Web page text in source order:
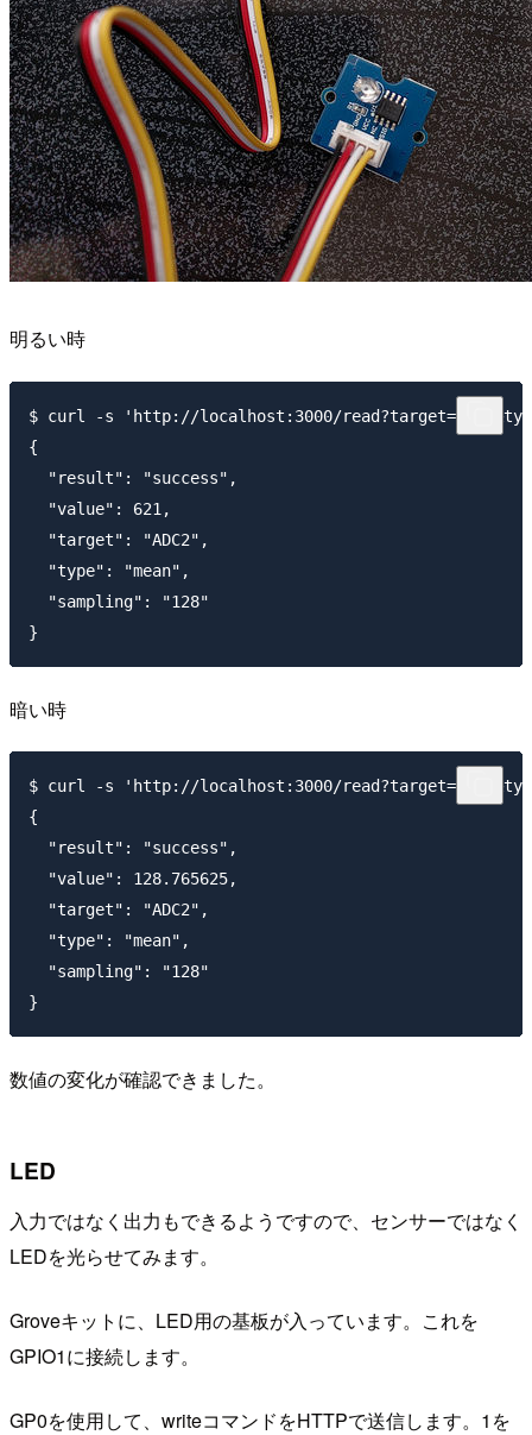
明るい時
$ curl -s 'http://localhost:3000/
{
  "result": "success",
  "value": 621,
  "target": "ADC2",
  "type": "mean",
  "sampling": "128"
暗い時
$ curl -s 'http://localhost:3000/
{
  "result": "success",
  "value": 128.765625,
  "target": "ADC2",
  "type": "mean",
  "sampling": "128"
数値の変化が確認できました。
LED
入力ではなく出力もできるようですので、センサーではなく
LEDを光らせてみます。
Groveキットに、LED用の基板が入っています。これを
GPIO1に接続します。
GP0を使用して、writeコマンドをHTTPで送信します。1を